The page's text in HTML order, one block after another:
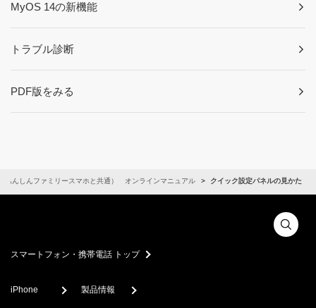
MyOS 14の新機能
トラブル診断
PDF版をみる
あんしんファミリースマホと共通） オンラインマニュアル クイック設定パネルの見かた
スマートフォン・携帯電話 トップ
iPhone 製品情報